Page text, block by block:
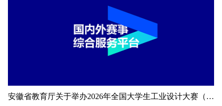
安徽省教育厅关于举办2026年全国大学生工业设计大赛（安徽赛区）的通知